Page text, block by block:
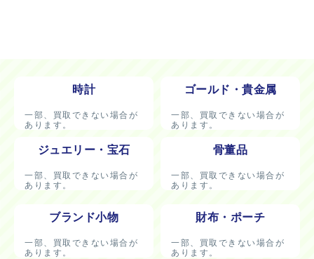
時計
一部、買取できない場合が
あります。
ゴールド・貴金属
一部、買取できない場合が
あります。
ジュエリー・宝石
一部、買取できない場合が
あります。
骨董品
一部、買取できない場合が
あります。
ブランド小物
一部、買取できない場合が
あります。
財布・ポーチ
一部、買取できない場合が
あります。